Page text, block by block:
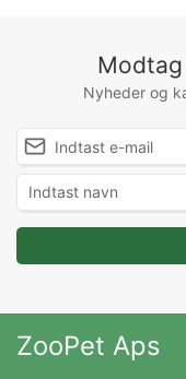
Nyheder og
ZooPet Aps